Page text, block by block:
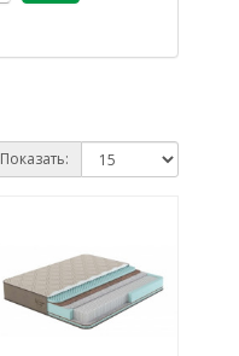
Показать: